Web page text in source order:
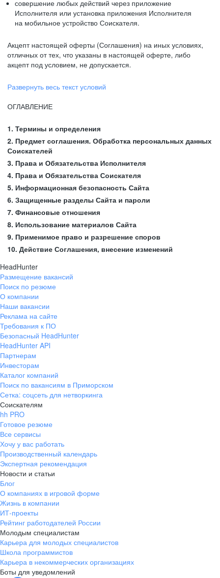
совершение любых действий через приложение
Исполнителя или установка приложения Исполнителя
на мобильное устройство Соискателя.
Акцепт настоящей оферты (Соглашения) на иных условиях,
отличных от тех, что указаны в настоящей оферте, либо
акцепт под условием, не допускается.
Развернуть весь текст условий
ОГЛАВЛЕНИЕ
1. Термины и определения
2. Предмет соглашения. Обработка персональных данных
Соискателей
3. Права и Обязательства Исполнителя
4. Права и Обязательства Соискателя
5. Информационная безопасность Сайта
6. Защищенные разделы Сайта и пароли
7. Финансовые отношения
8. Использование материалов Сайта
9. Применимое право и разрешение споров
10. Действие Соглашения, внесение изменений
HeadHunter
Размещение вакансий
Поиск по резюме
О компании
Наши вакансии
Реклама на сайте
Требования к ПО
Безопасный HeadHunter
HeadHunter API
Партнерам
Инвесторам
Каталог компаний
Поиск по вакансиям в Приморском
Сетка: соцсеть для нетворкинга
Соискателям
hh PRO
Готовое резюме
Все сервисы
Хочу у вас работать
Производственный календарь
Экспертная рекомендация
Новости и статьи
Блог
О компаниях в игровой форме
Жизнь в компании
ИТ-проекты
Рейтинг работодателей России
Молодым специалистам
Карьера для молодых специалистов
Школа программистов
Карьера в некоммерческих организациях
Боты для уведомлений